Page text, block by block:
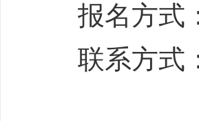
报名方式
联系方式